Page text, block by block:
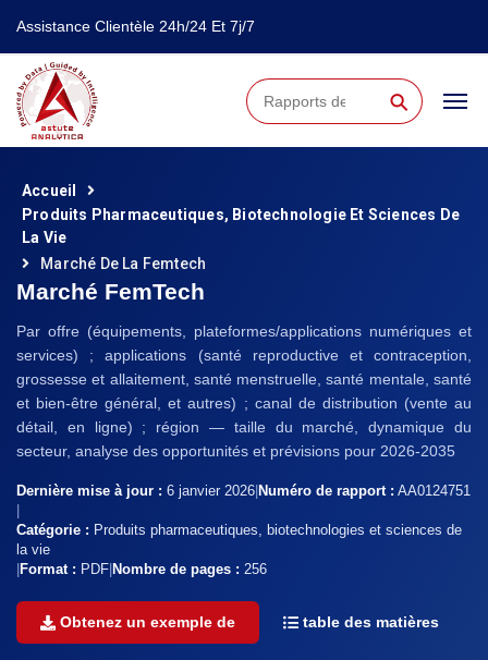
Assistance Clientèle 24h/24 Et 7j/7
⚲
Accueil
Produits Pharmaceutiques, Biotechnologie Et Sciences De
La Vie
Marché De La Femtech
Marché FemTech
Par offre (équipements, plateformes/applications numériques et
services) ; applications (santé reproductive et contraception,
grossesse et allaitement, santé menstruelle, santé mentale, santé
et bien-être général, et autres) ; canal de distribution (vente au
détail, en ligne) ; région — taille du marché, dynamique du
secteur, analyse des opportunités et prévisions pour 2026-2035
Dernière mise à jour : 6 janvier 2026 Numéro de rapport : AA0124751
Catégorie : Produits pharmaceutiques, biotechnologies et sciences de
la vie
Format : PDF Nombre de pages : 256
Obtenez un exemple de table des matières